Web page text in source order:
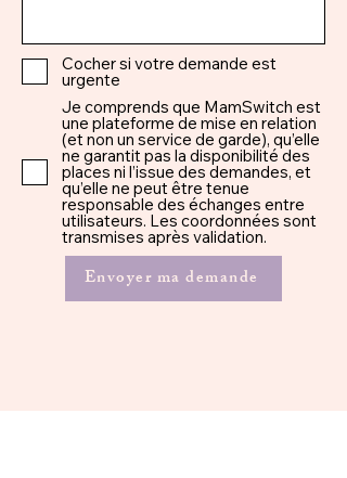
Cocher si votre demande est
urgente
Je comprends que MamSwitch est
une plateforme de mise en relation
(et non un service de garde), qu’elle
ne garantit pas la disponibilité des
places ni l’issue des demandes, et
qu’elle ne peut être tenue
responsable des échanges entre
utilisateurs. Les coordonnées sont
transmises après validation.
Envoyer ma demande